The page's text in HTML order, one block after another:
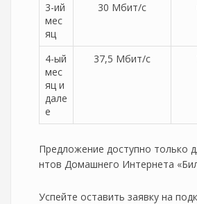
3-ий
мес
яц
30 Мбит/с
4-ый
мес
яц и
дале
е
37,5 Мбит/с
Предложение доступно только
нтов Домашнего Интернета
Успейте оставить заявку на